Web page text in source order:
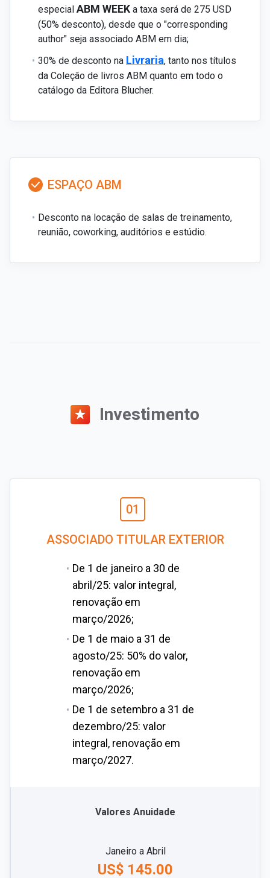
especial ABM WEEK a taxa será de 275 USD
(50% desconto), desde que o "corresponding
author" seja associado ABM em dia;
30% de desconto na Livraria, tanto nos títulos
da Coleção de livros ABM quanto em todo o
catálogo da Editora Blucher.
ESPAÇO ABM
Desconto na locação de salas de treinamento,
reunião, coworking, auditórios e estúdio.
Investimento
01
ASSOCIADO TITULAR EXTERIOR
De 1 de janeiro a 30 de
abril/25: valor integral,
renovação em
março/2026;
De 1 de maio a 31 de
agosto/25: 50% do valor,
renovação em
março/2026;
De 1 de setembro a 31 de
dezembro/25: valor
integral, renovação em
março/2027.
Valores Anuidade
Janeiro a Abril
US$ 145.00